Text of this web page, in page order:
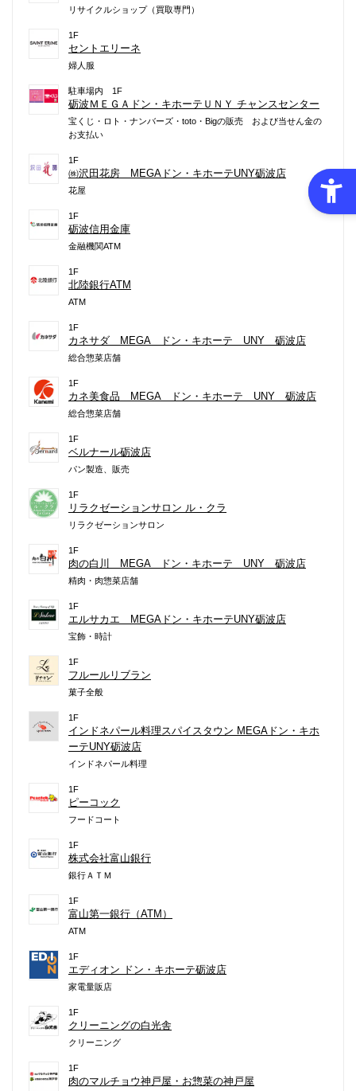
リサイクルショップ（買取専門）
1F
セントエリーネ
婦人服
駐車場内 1F
砺波ＭＥＧＡドン・キホーテＵＮＹ チャンスセンター
宝くじ・ロト・ナンバーズ・toto・Bigの販売 および当せん金の
お支払い
1F
㈱沢田花房 MEGAドン・キホーテUNY砺波店
花屋
1F
砺波信用金庫
金融機関ATM
1F
北陸銀行ATM
ATM
1F
カネサダ MEGA ドン・キホーテ UNY 砺波店
総合惣菜店舗
1F
カネ美食品 MEGA ドン・キホーテ UNY 砺波店
総合惣菜店舗
1F
ベルナール砺波店
パン製造、販売
1F
リラクゼーションサロン ル・クラ
リラクゼーションサロン
1F
肉の白川 MEGA ドン・キホーテ UNY 砺波店
精肉・肉惣菜店舗
1F
エルサカエ MEGAドン・キホーテUNY砺波店
宝飾・時計
1F
フルールリブラン
菓子全般
1F
インドネパール料理スパイスタウン MEGAドン・キホ
ーテUNY砺波店
インドネパール料理
1F
ピーコック
フードコート
1F
株式会社富山銀行
銀行ＡＴＭ
1F
富山第一銀行（ATM）
ATM
1F
エディオン ドン・キホーテ砺波店
家電量販店
1F
クリーニングの白光舎
クリーニング
1F
肉のマルチョウ神戸屋・お惣菜の神戸屋